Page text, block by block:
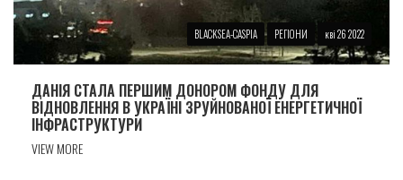
BLACKSEA-CASPIA РЕГІОНИ кві 26 2022
ДАНІЯ СТАЛА ПЕРШИМ ДОНОРОМ ФОНДУ ДЛЯ
ВІДНОВЛЕННЯ В УКРАЇНІ ЗРУЙНОВАНОЇ ЕНЕРГЕТИЧНОЇ
ІНФРАСТРУКТУРИ
VIEW MORE